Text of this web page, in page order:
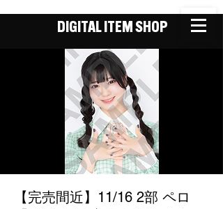
DIGITAL ITEM SHOP
【完売間近】11/16 2部 ペロ